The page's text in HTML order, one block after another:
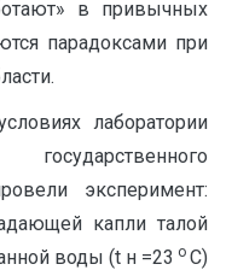
в привычных
парадоксами при
лаборатории
эксперимент:
капли талой
воды (t н =23 о C)